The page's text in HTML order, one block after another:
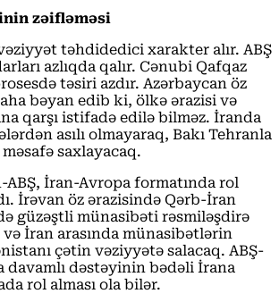
zəifləməsi
təhdidedici xarakter alır. ABŞ
azlıqda qalır. Cənubi Qafqaz
təsiri azdır. Azərbaycan öz
bəyan edib ki, ölkə ərazisi və
qarşı istifadə edilə bilməz. İranda
asılı olmayaraq, Bakı Tehranla
saxlayacaq.
İran-Avropa formatında rol
İrəvan öz ərazisində Qərb-İran
güzəştli münasibəti rəsmiləşdirə
İran arasında münasibətlərin
çətin vəziyyətə salacaq. ABŞ-
davamlı dəstəyinin bədəli İrana
rol alması ola bilər.